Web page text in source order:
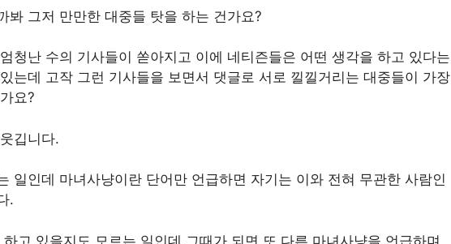
봐 그저 만만한 대중들 탓을 하는 건가요?
청난 수의 기사들이 쏟아지고 이에 네티즌들은 어떤 생각을 하고 있다는
는데 고작 그런 기사들을 보면서 댓글로 서로 낄낄거리는 대중들이 가장
요?
깁니다.
일인데 마녀사냥이란 단어만 언급하면 자기는 이와 전혀 무관한 사람인
.
고 있을지도 모르는 일인데 그때가 되면 또 다른 마녀사냥을 언급하며